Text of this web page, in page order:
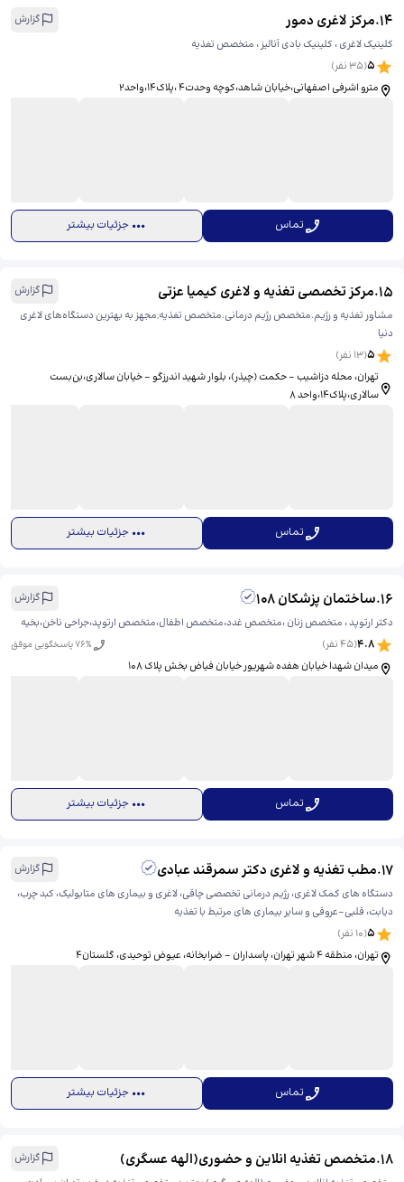
14
.مرکز لاغری دمور
گزارش
کلینیک لاغری ، کلینیک بادی آنالیز ، متخصص تغذیه
5
(
35نفر)
مترو اشرفی اصفهانی،خیابان شاهد،کوچه وحدت4 ،پلاک14،واحد2
تماس جزئیات بیشتر
15
.مرکز تخصصی تغذیه و لاغری کیمیا عزتی
گزارش
مشاور تغذیه و رژیم.متخصص رژیم درمانی.متخصص تغذیه,مجهز به بهترین دستگاه‌های لاغری
دنیا
5
(
13 نفر)
تهران، محله دزاشیب - حکمت (چيذر)، بلوار شهید اندرزگو - خیابان سالاری،بن‌بست
سالاری،پلاک۱۴،واحد ۸
تماس جزئیات بیشتر
16
.ساختمان پزشکان 108
گزارش
دکتر ارتوپد ، متخصص زنان ،متخصص غدد،متخصص اطفال،متخصص ارتوپد،جراحی ناخن،بخیه
4.8
(
45نفر) 76% پاسخگویی موفق
میدان شهدا خیابان هفده شهریور خیابان فیاض بخش پلاک 108
تماس جزئیات بیشتر
17
.مطب تغذیه و لاغری دکتر سمرقند عبادی
گزارش
دستگاه های کمک لاغری، رژیم درمانی تخصصی چاقی، لاغری و بیماری های متابولیک، کبد چرب،
دیابت، قلبی-عروقی و سایر بیماری های مرتبط با تغذیه
5
(
10 نفر)
تهران، منطقه ۴ شهر تهران، پاسداران - ضرابخانه، عیوض توحیدی، ​گلستان۴
تماس جزئیات بیشتر
18
.متخصص تغذیه انلاین و حضوری(الهه عسگری)
گزارش